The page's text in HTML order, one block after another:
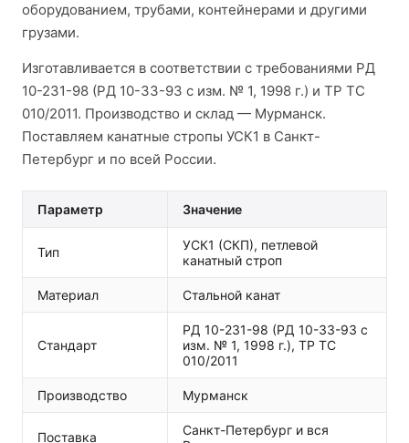
оборудованием, трубами, контейнерами и другими
грузами.
Изготавливается в соответствии с требованиями РД
10-231-98 (РД 10-33-93 с изм. № 1, 1998 г.) и ТР ТС
010/2011. Производство и склад — Мурманск.
Поставляем канатные стропы УСК1 в Санкт-
Петербург и по всей России.
Параметр Значение
Тип
УСК1 (СКП), петлевой
канатный строп
Материал Стальной канат
Стандарт
РД 10-231-98 (РД 10-33-93 с
изм. № 1, 1998 г.), ТР ТС
010/2011
Производство Мурманск
Поставка
Санкт-Петербург и вся